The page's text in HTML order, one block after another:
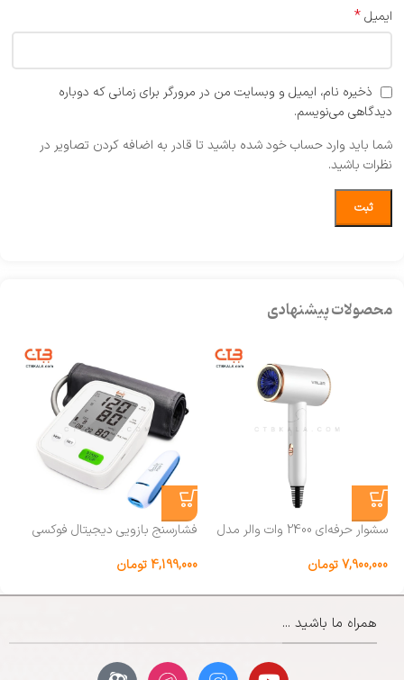
ایمیل*
ذخیره نام، ایمیل و وبسایت من در مرورگر برای زمانی که دوباره
دیدگاهی می‌نویسم.
شما باید وارد حساب خود شده باشید تا قادر به اضافه کردن تصاویر در
نظرات باشید.
محصولات پیشنهادی
سشوار حرفه‌ای 2400 وات والر مدل
7,900,000تومان
فشارسنج بازویی دیجیتال فوکسی
4,199,000تومان
همراه ما باشید ...